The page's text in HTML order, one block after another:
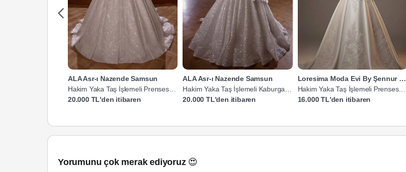
ALA Asr-ı Nazende Samsun
Hakim Yaka Taş İşlemeli Prenses
Gelinlik
20.000 TL'den itibaren
ALA Asr-ı Nazende Samsun
Hakim Yaka Taş İşlemeli Kaburga
Gelinlik
20.000 TL'den itibaren
Loresima Moda Evi By Şennur Kosif
Hakim Yaka Taş İşlemeli Prenses
Gelinlik
16.000 TL'den itibaren
Yorumunu çok merak ediyoruz 😍